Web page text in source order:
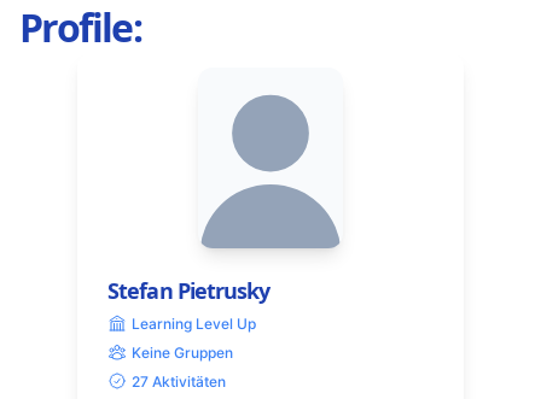
Profile:
Stefan Pietrusky
Learning Level Up
Keine Gruppen
27 Aktivitäten